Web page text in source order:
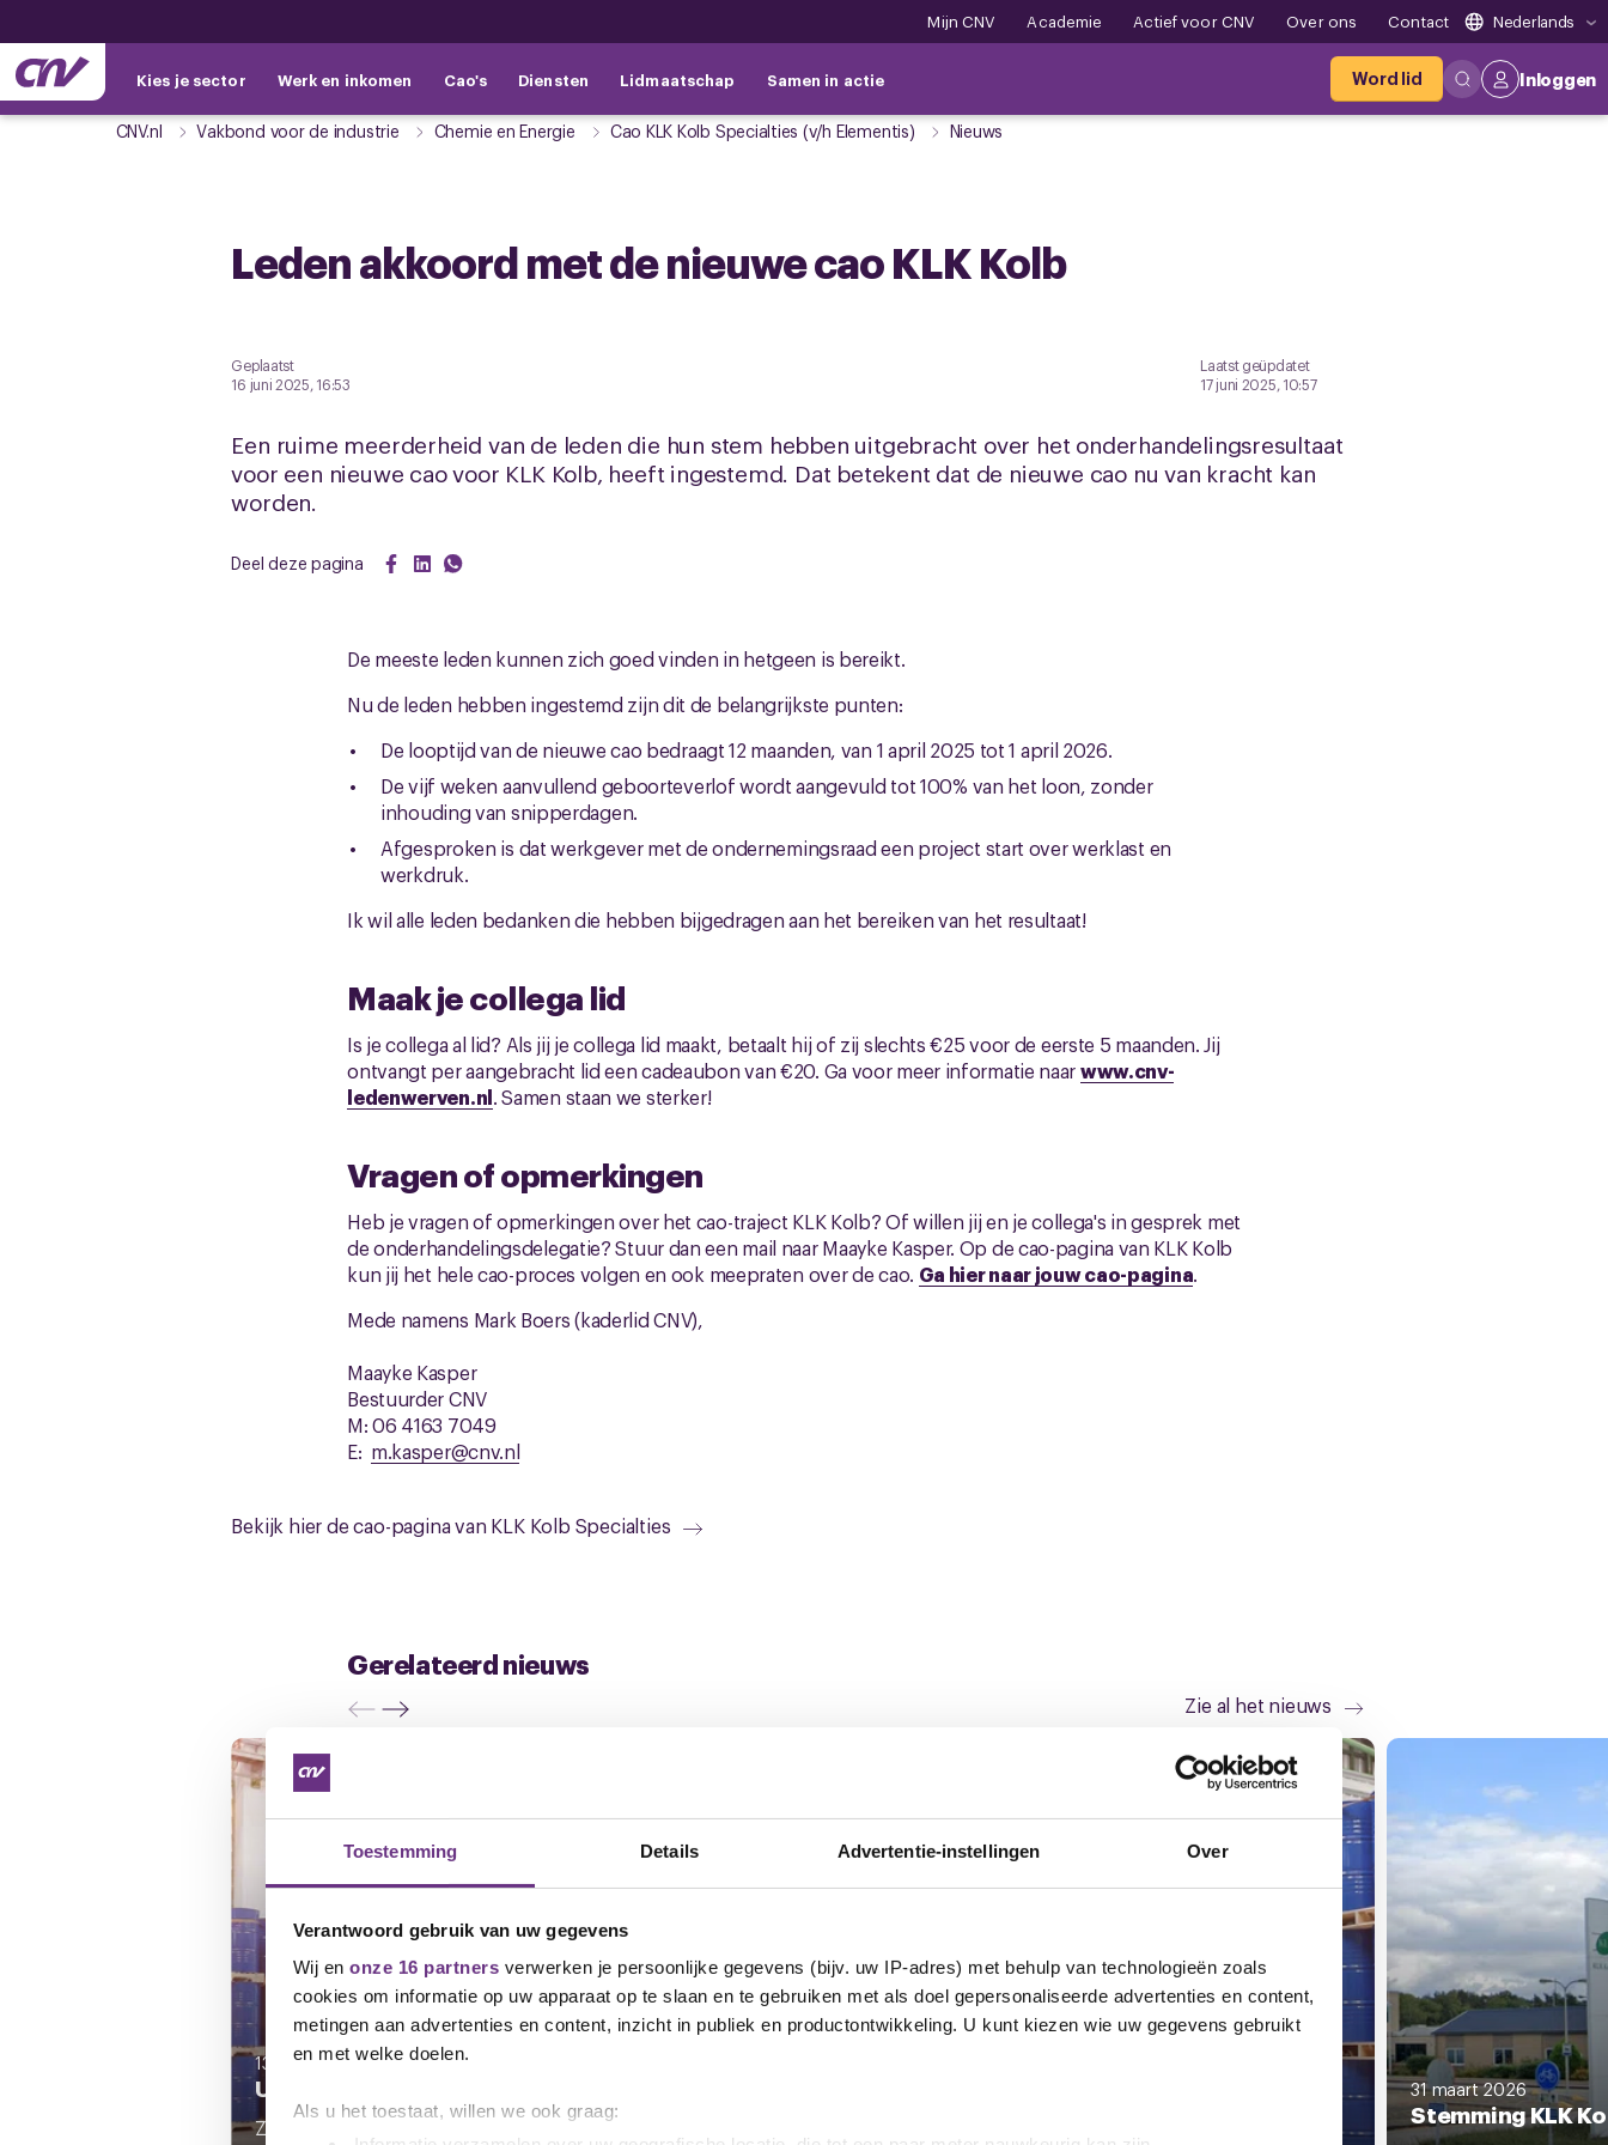
Toestemming Details Advertentie-instellingen Over
Verantwoord gebruik van uw gegevens
Wij en onze 16 partners verwerken je persoonlijke gegevens (bijv. uw IP-adres) met behulp van technologieën zoals
cookies om informatie op uw apparaat op te slaan en te gebruiken met als doel gepersonaliseerde advertenties en content,
metingen aan advertenties en content, inzicht in publiek en productontwikkeling. U kunt kiezen wie uw gegevens gebruikt
en met welke doelen.
Als u het toestaat, willen we ook graag:
Mijn CNV Academie Actief voor CNV Over ons Contact Nederlands
Kies je sector Werk en inkomen Cao's Diensten Lidmaatschap Samen in actie Word lid Inloggen
CNV.nl Vakbond voor de industrie Chemie en Energie Cao KLK Kolb Specialties (v/h Elementis) Nieuws
Leden akkoord met de nieuwe cao KLK Kolb
Geplaatst
16 juni 2025, 16:53
Laatst geüpdatet
17 juni 2025, 10:57
Een ruime meerderheid van de leden die hun stem hebben uitgebracht over het onderhandelingsresultaat
voor een nieuwe cao voor KLK Kolb, heeft ingestemd. Dat betekent dat de nieuwe cao nu van kracht kan
worden.
Deel deze pagina
De meeste leden kunnen zich goed vinden in hetgeen is bereikt.
Nu de leden hebben ingestemd zijn dit de belangrijkste punten:
De looptijd van de nieuwe cao bedraagt 12 maanden, van 1 april 2025 tot 1 april 2026.
De vijf weken aanvullend geboorteverlof wordt aangevuld tot 100% van het loon, zonder
inhouding van snipperdagen.
Afgesproken is dat werkgever met de ondernemingsraad een project start over werklast en
werkdruk.
Ik wil alle leden bedanken die hebben bijgedragen aan het bereiken van het resultaat!
Maak je collega lid
Is je collega al lid? Als jij je collega lid maakt, betaalt hij of zij slechts €25 voor de eerste 5 maanden. Jij
ontvangt per aangebracht lid een cadeaubon van €20. Ga voor meer informatie naarwww.cnv-
ledenwerven.nl. Samen staan we sterker!
Vragen of opmerkingen
Heb je vragen of opmerkingen over het cao-traject KLK Kolb? Of willen jij en je collega's in gesprek met
de onderhandelingsdelegatie? Stuur dan een mail naar Maayke Kasper. Op de cao-pagina van KLK Kolb
kun jij het hele cao-proces volgen en ook meepraten over de cao. Ga hier naar jouw cao-pagina.
Mede namens Mark Boers (kaderlid CNV),
Maayke Kasper
Bestuurder CNV
M: 06 4163 7049
E: m.kasper@cnv.nl
Bekijk hier de cao-pagina van KLK Kolb Specialties
Gerelateerd nieuws
Zie al het nieuws
13 mei 2026
Update cao-overleg KLK Kolb
Zoals jullie weten, heeft een
31 maart 2026
Stemming KLK